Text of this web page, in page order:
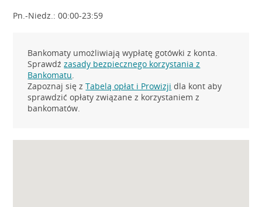
Pn.-Niedz.: 00:00-23:59
Bankomaty umożliwiają wypłatę gotówki z konta.
Sprawdźzasady bezpiecznego korzystania z
Bankomatu.
Zapoznaj się zTabelą opłat i Prowizji dla kont aby
sprawdzić opłaty związane z korzystaniem z
bankomatów.